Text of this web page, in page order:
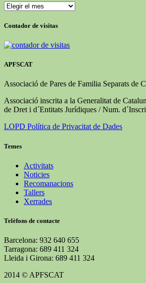
Arxiu
publicacions
Contador de visitas
APFSCAT
Associació de Pares de Familia Separats de
Associació inscrita a la Generalitat de
de Dret i d´Entitats Jurídiques / Num.
LOPD Política de Privacitat de Dades
Temes
Activitats
Noticies
Recomanacions
Tallers
Xerrades
Telèfons de contacte
Barcelona: 932 640 655
Tarragona: 689 411 324
Lleida i Girona: 689 411 324
2014 © APFSCAT